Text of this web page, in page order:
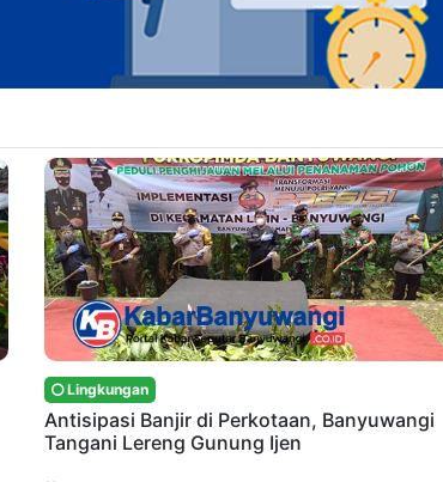
Lingkungan
Antisipasi Banjir di Perkotaan, Banyuwangi
Tangani Lereng Gunung Ijen